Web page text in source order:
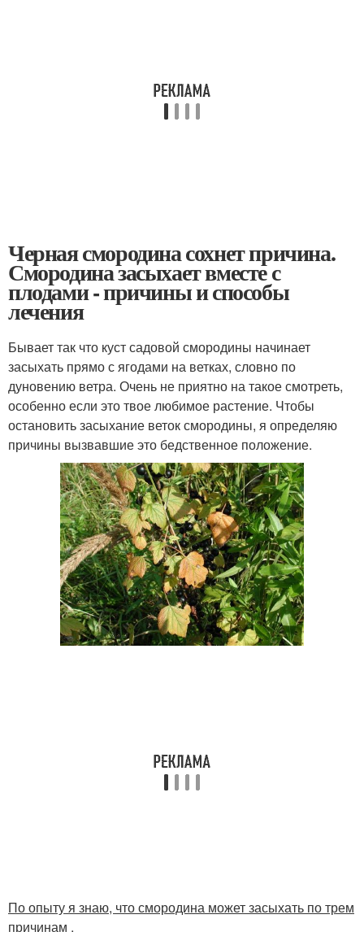
Черная смородина сохнет причина.
Смородина засыхает вместе с
плодами - причины и способы
лечения
Бывает так что куст садовой смородины начинает
засыхать прямо с ягодами на ветках, словно по
дуновению ветра. Очень не приятно на такое смотреть,
особенно если это твое любимое растение. Чтобы
остановить засыхание веток смородины, я определяю
причины вызвавшие это бедственное положение.
По опыту я знаю, что смородина может засыхать по трем
причинам .